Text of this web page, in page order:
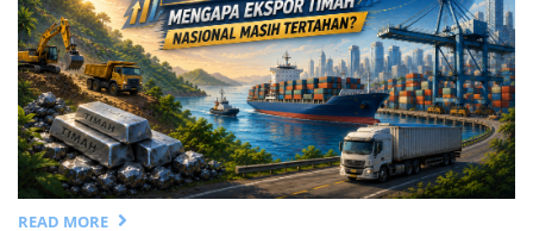
READ MORE